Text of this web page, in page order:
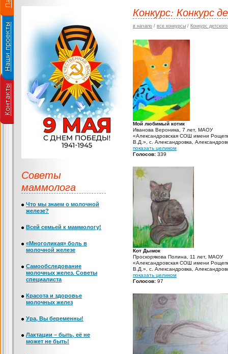
Конкурс: Конкурс
в начало / все конкурсы / Конкурс
Мой любимый котик
Иванова Вероника, 7 лет, МАОУ
«Александровская СОШ имени
В.Д.», с. Александровка,
район, Оренбургская область,
начальных классов: Ленкова Татьяна
показать целиком
Голосов: 339
Кот Дымок
Проскорякова Полина, 11 лет, МАОУ
«Александровская СОШ имени
В.Д.», с. Александровка,
район, Оренбургская область,
изобразительного искусства:
показать целиком
Голосов: 97
Советы
маммолога
Что мы знаем о молочной
железе?
Всей семьей к маммологу!
«Многоликая» боль в
молочной железе
Самообследование
молочных желез. Советы
специалиста
Красота и здоровье
молочных желез
Ура, Вы беременны!
Лактации – быть, её не
может не быть!